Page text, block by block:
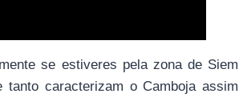
se estiveres pela zona de Siem
caracterizam o Camboja assim